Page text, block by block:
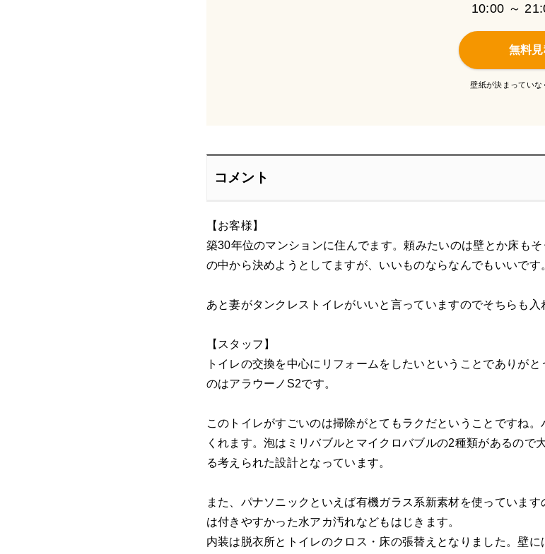
10:00 ～
無料
壁紙が決まっていな
コメント
【お客様】
築30年位のマンションに住んでます。頼みたいのは壁とか床も
の中から決めようとしてますが、いいものならなんでもいいです
あと妻がタンクレストイレがいいと言っていますのでそちらも入
【スタッフ】
トイレの交換を中心にリフォームをしたいということでありが
のはアラウーノS2です。
このトイレがすごいのは掃除がとてもラクだということですね
くれます。泡はミリバブルとマイクロバブルの2種類があるの
る考えられた設計となっています。
また、パナソニックといえば有機ガラス系新素材を使っていま
は付きやすかった水アカ汚れなどもはじきます。
内装は脱衣所とトイレのクロス・床の張替えとなりました。壁